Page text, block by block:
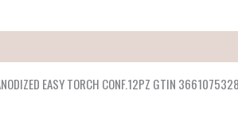
EASY TORCH CONF.12PZ GTIN